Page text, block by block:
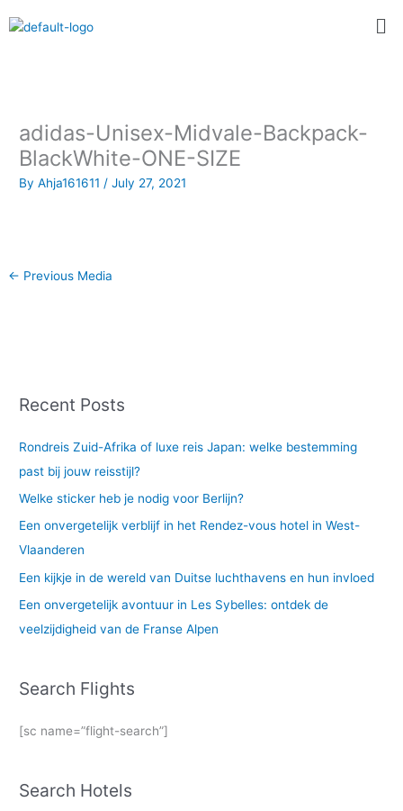
to
adidas-Unisex-Midvale-Backpack-
BlackWhite-ONE-SIZE
ByAhja161611/July 27, 2021
← Previous Media
Recent Posts
Rondreis Zuid-Afrika of luxe reis Japan: welke bestemming
past bij jouw reisstijl?
Welke sticker heb je nodig voor Berlijn?
Een onvergetelijk verblijf in het Rendez-vous hotel in West-
Vlaanderen
Een kijkje in de wereld van Duitse luchthavens en hun invloed
Een onvergetelijk avontuur in Les Sybelles: ontdek de
veelzijdigheid van de Franse Alpen
Search Flights
[sc name=”flight-search”]
Search Hotels